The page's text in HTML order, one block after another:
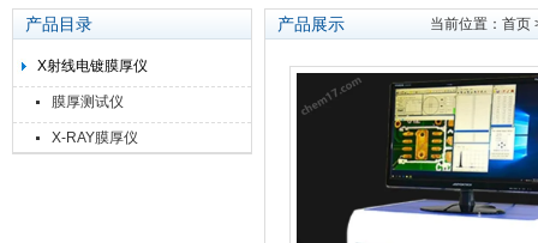
产品目录
X射线电镀膜厚仪
膜厚测试仪
X-RAY膜厚仪
产品展示 当前位置： 首页